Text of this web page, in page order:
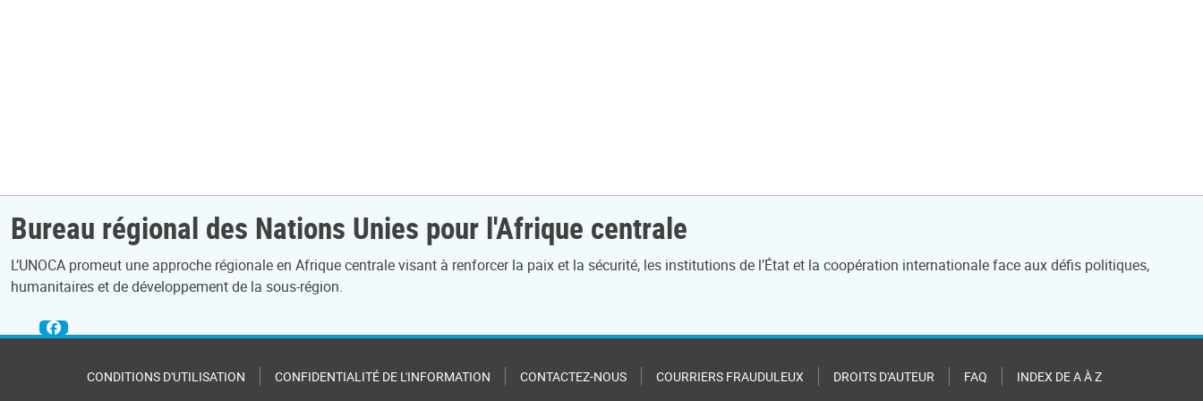
Bureau régional des Nations Unies pour l'Afrique centrale
L’UNOCA promeut une approche régionale en Afrique centrale visant à renforcer la paix et la sécurité, les institutions de l’État et la coopération internationale face aux défis politiques,
humanitaires et de développement de la sous-région.
CONDITIONS D'UTILISATION CONFIDENTIALITÉ DE L'INFORMATION CONTACTEZ-NOUS COURRIERS FRAUDULEUX DROITS D'AUTEUR FAQ INDEX DE A À Z